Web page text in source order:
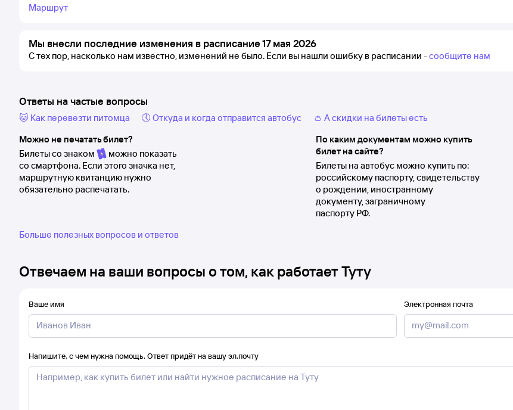
Маршрут
Мы внесли последние изменения в расписание 17 мая 2026
С тех пор, насколько нам известно, изменений не было. Если вы нашли ошибку в расписании -сообщите нам
Ответы на частые вопросы
🐱 Как перевезти питомца 🕔 Откуда и когда отправится автобус
👛 А скидки на билеты есть
Можно не печатать билет?
Билеты со знаком
можно показать
со смартфона. Если этого значка нет,
маршрутную квитанцию нужно
обязательно распечатать.
По каким документам можно купить
билет на сайте?
Билеты на автобус можно купить по:
российскому паспорту, свидетельству
о рождении, иностранному
документу, заграничному
паспорту РФ.
Больше полезных вопросов и ответов
Отвечаем на ваши вопросы о том, как работает Туту
Ваше имя Электронная почта
Напишите, с чем нужна помощь. Ответ придёт на вашу эл.почту